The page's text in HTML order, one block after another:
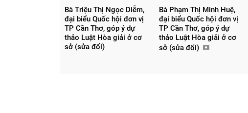
Bà Triệu Thị Ngọc Diễm,
đại biểu Quốc hội đơn vị
TP Cần Thơ, góp ý dự
thảo Luật Hòa giải ở cơ
sở (sửa đổi)
Bà Phạm Thị Minh Huệ,
đại biểu Quốc hội đơn vị
TP Cần Thơ, góp ý dự
thảo Luật Hòa giải ở cơ
sở (sửa đổi)